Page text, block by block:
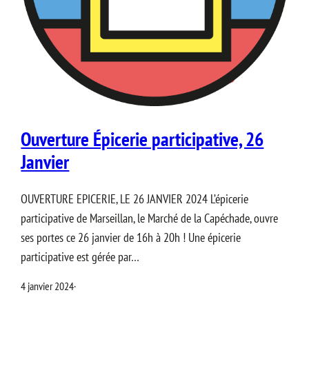
Ouverture Épicerie participative, 26
Janvier
OUVERTURE EPICERIE, LE 26 JANVIER 2024 L’épicerie
participative de Marseillan, le Marché de la Capéchade, ouvre
ses portes ce 26 janvier de 16h à 20h ! Une épicerie
participative est gérée par…
4 janvier 2024·